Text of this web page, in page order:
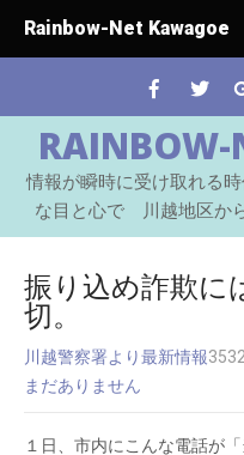
Rainbow-Net Kawagoe
玉県ではじめて市制施行
RAINBOW-
情報が瞬時に受け取れる
な目と心で 川越地区か
振り込め詐欺に
切。
川越警察署より最新情報3532
まだありません
１日、市内にこんな電話が